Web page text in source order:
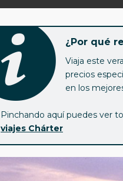
¿Por qué
Viaja este
precios
en los
Pinchando aquí puedes ver
viajes Chárter